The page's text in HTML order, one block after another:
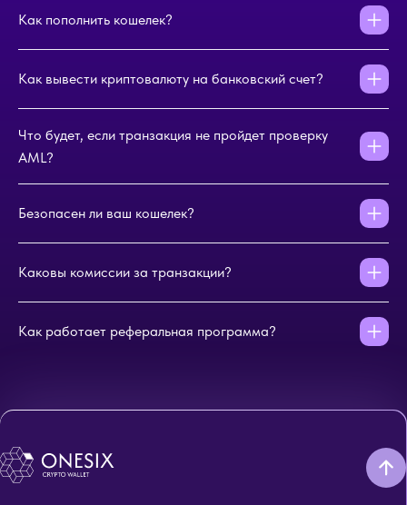
Как пополнить кошелек?
Как вывести криптовалюту на банковский счет?
Что будет, если транзакция не пройдет проверку
AML?
Безопасен ли ваш кошелек?
Каковы комиссии за транзакции?
Как работает реферальная программа?